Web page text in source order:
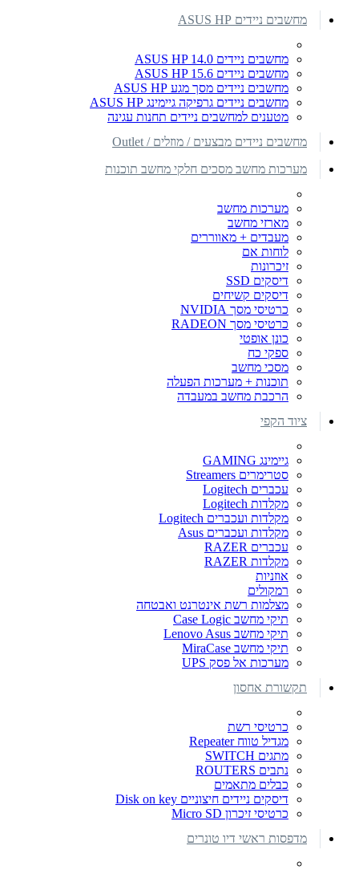
מחשבים ניידים ASUS HP
מחשבים ניידים ASUS HP 14.0
מחשבים ניידים ASUS HP 15.6
מחשבים ניידים מסך מגע ASUS HP
מחשבים ניידים גרפיקה גיימינג ASUS HP
מטענים למחשבים ניידים תחנות עגינה
מחשבים ניידים מבצעים / מוזלים / Outlet
מערכות מחשב מסכים חלקי מחשב תוכנות
מערכות מחשב
מארזי מחשב
מעבדים + מאווררים
לוחות אם
זיכרונות
דיסקים SSD
דיסקים קשיחים
כרטיסי מסך NVIDIA
כרטיסי מסך RADEON
כונן אופטי
ספקי כח
מסכי מחשב
תוכנות + מערכות הפעלה
הרכבת מחשב במעבדה
ציוד הקפי
גיימינג GAMING
סטרימרים Streamers
עכברים Logitech
מקלדות Logitech
מקלדות ועכברים Logitech
מקלדות ועכברים Asus
עכברים RAZER
מקלדות RAZER
אוזניות
רמקולים
מצלמות רשת אינטרנט ואבטחה
תיקי מחשב Case Logic
תיקי מחשב Lenovo Asus
תיקי מחשב MiraCase
מערכות אל פסק UPS
תקשורת אחסון
כרטיסי רשת
מגדיל טווח Repeater
מתגים SWITCH
נתבים ROUTERS
כבלים מתאמים
דיסקים ניידים חיצוניים Disk on key
כרטיסי זיכרון Micro SD
מדפסות ראשי דיו טונרים